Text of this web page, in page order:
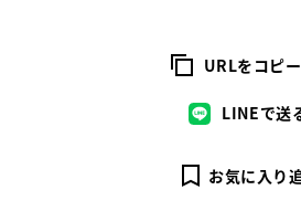
URLをコピ
LINEで送
お気に入り